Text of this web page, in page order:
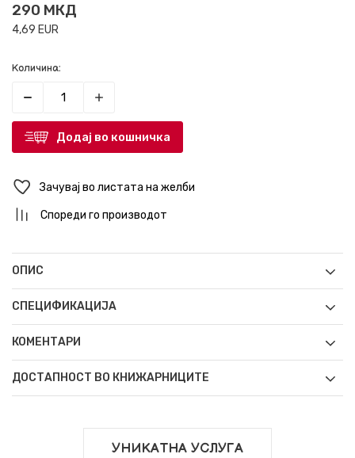
290 МКД
4,69 EUR
Количина:
Додај во кошничка
Зачувај во листата на желби
Спореди го производот
ОПИС
СПЕЦИФИКАЦИЈА
КОМЕНТАРИ
ДОСТАПНОСТ ВО КНИЖАРНИЦИТЕ
УНИКАТНА УСЛУГА